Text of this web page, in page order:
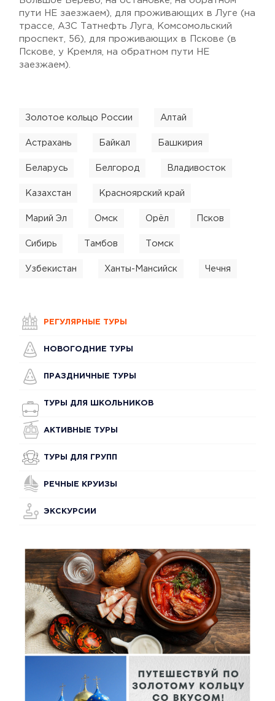
пути НЕ заезжаем), для проживающих в Луге (на
трассе, АЗС Татнефть Луга, Комсомольский
проспект, 56), для проживающих в Пскове (в
Пскове, у Кремля, на обратном пути НЕ
заезжаем).
Золотое кольцо России Алтай
Астрахань Байкал Башкирия
Беларусь Белгород Владивосток
Казахстан Красноярский край
Марий Эл Омск Орёл Псков
Сибирь Тамбов Томск
Узбекистан Ханты-Мансийск Чечня
РЕГУЛЯРНЫЕ ТУРЫ
НОВОГОДНИЕ ТУРЫ
ПРАЗДНИЧНЫЕ ТУРЫ
ТУРЫ ДЛЯ ШКОЛЬНИКОВ
АКТИВНЫЕ ТУРЫ
ТУРЫ ДЛЯ ГРУПП
РЕЧНЫЕ КРУИЗЫ
ЭКСКУРСИИ